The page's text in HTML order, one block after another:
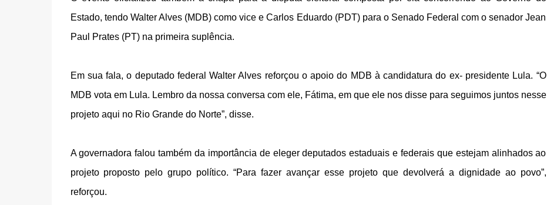
Estado, tendo Walter Alves (MDB) como vice e Carlos Eduardo (PDT) para o Senado Federal com o senador Jean
Paul Prates (PT) na primeira suplência.
Em sua fala, o deputado federal Walter Alves reforçou o apoio do MDB à candidatura do ex- presidente Lula. “O
MDB vota em Lula. Lembro da nossa conversa com ele, Fátima, em que ele nos disse para seguimos juntos nesse
projeto aqui no Rio Grande do Norte”, disse.
A governadora falou também da importância de eleger deputados estaduais e federais que estejam alinhados ao
projeto proposto pelo grupo político. “Para fazer avançar esse projeto que devolverá a dignidade ao povo”,
reforçou.